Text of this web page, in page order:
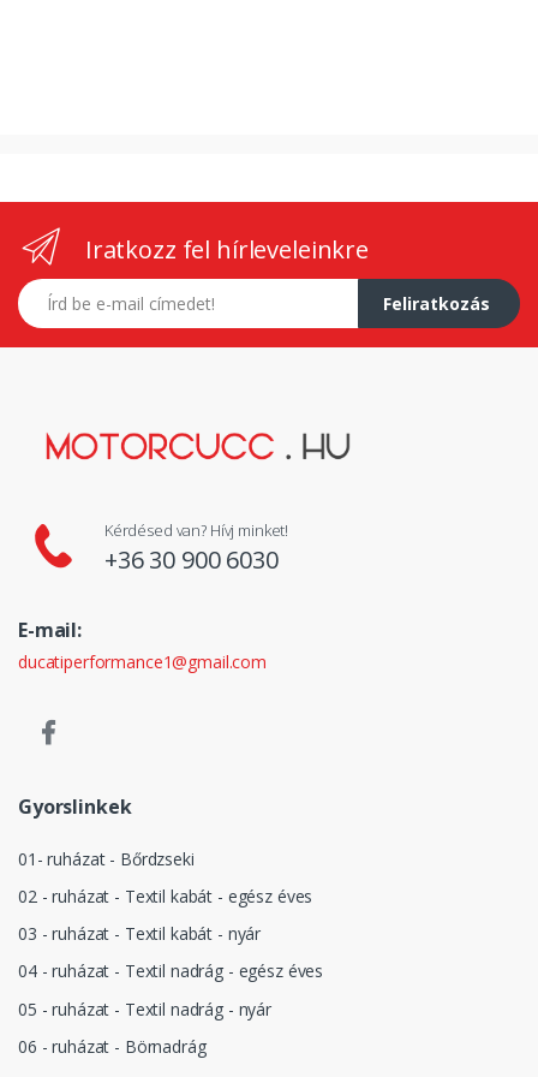
Iratkozz fel hírleveleinkre
E-mail címed
Feliratkozás
Kérdésed van? Hívj minket!
+36 30 900 6030
E-mail:
ducatiperformance1@gmail.com
Gyorslinkek
01- ruházat - Bőrdzseki
02 - ruházat - Textil kabát - egész éves
03 - ruházat - Textil kabát - nyár
04 - ruházat - Textil nadrág - egész éves
05 - ruházat - Textil nadrág - nyár
06 - ruházat - Börnadrág